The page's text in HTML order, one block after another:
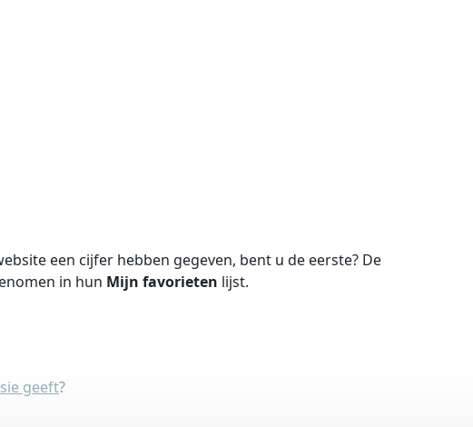
een cijfer hebben gegeven, bent u de eerste? De
in hun Mijn favorieten lijst.
geeft?